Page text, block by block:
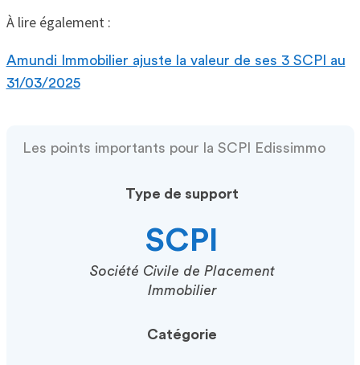
À lire également :
Amundi Immobilier ajuste la valeur de ses 3 SCPI au
31/03/2025
Les points importants pour la SCPI Edissimmo
Type de support
SCPI
Société Civile de Placement
Immobilier
Catégorie